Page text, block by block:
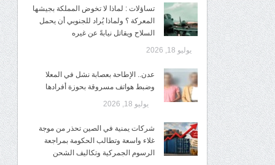
تساؤلات : لماذا لا تخوض المملكة بجيشها
المعركة ؟ ولماذا يُراد للجنوبي أن يحمل
السلاح ويقاتل نيابةً عن غيره
يوليو 18, 2026
عدن.. الإطاحة بعصابة نشل في المعلا
وضبط هواتف مسروقة بحوزة أفرادها
يوليو 18, 2026
شركات يمنية في الصين تحذر من موجة
غلاء واسعة وتطالب الحكومة بمراجعة
الرسوم الجمركية وتكاليف الشحن